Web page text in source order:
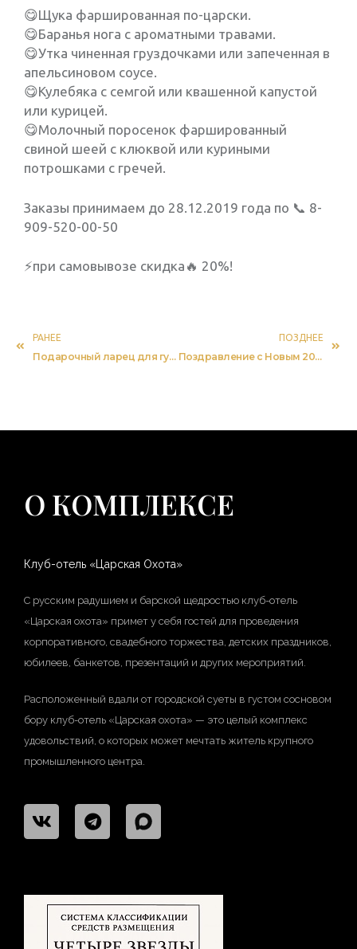
😋Щука фаршированная по-царски.
😋Баранья нога с ароматными травами.
😋Утка чиненная груздочками или запеченная в
апельсиновом соусе.
😋Кулебяка с семгой или квашенной капустой
или курицей.
😋Молочный поросенок фаршированный
свиной шеей с клюквой или куриными
потрошками с гречей.
Заказы принимаем до 28.12.2019 года по 📞 8-
909-520-00-50
⚡при самовывозе скидка🔥 20%!
РАНЕЕ
Подарочный ларец для гурманов.
ПОЗДНЕЕ
Поздравление с Новым 2020 годом.
О КОМПЛЕКСЕ
Клуб-отель «Царская Охота»
С русским радушием и барской щедростью клуб-отель
«Царская охота» примет у себя гостей для проведения
корпоративного, свадебного торжества, детских праздников,
юбилеев, банкетов, презентаций и других мероприятий.
Расположенный вдали от городской суеты в густом сосновом
бору клуб-отель «Царская охота» — это целый комплекс
удовольствий, о которых может мечтать житель крупного
промышленного центра.